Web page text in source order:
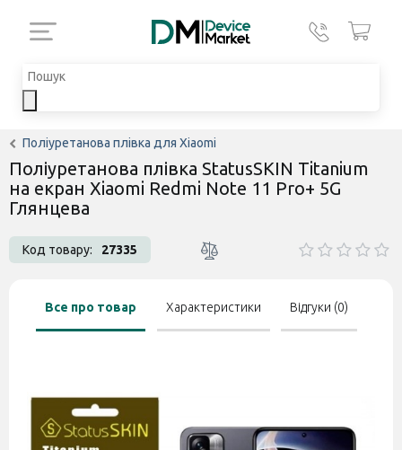
Поліуретанова плівка для Xiaomi
Поліуретанова плівка StatusSKIN Titanium
на екран Xiaomi Redmi Note 11 Pro+ 5G
Глянцева
Код товару: 27335
Все про товар Характеристики Відгуки (0)